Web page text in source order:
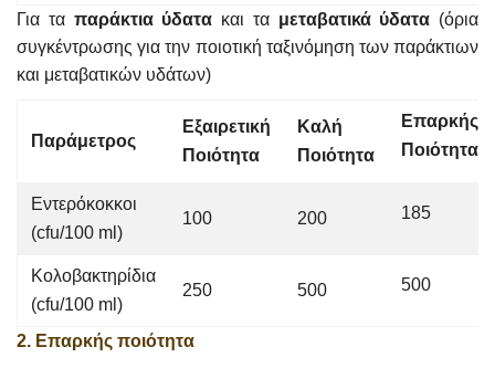
Για τα παράκτια ύδατα και τα μεταβατικά ύδατα (όρια
συγκέντρωσης για την ποιοτική ταξινόμηση των παράκτιων
και μεταβατικών υδάτων)
Παράμετρος
Εξαιρετική
Ποιότητα
Καλή
Ποιότητα
Επαρκής
Ποιότητα
Εντερόκοκκοι
(cfu/100 ml)
100 200 185
Κολοβακτηρίδια
(cfu/100 ml)
250 500 500
2. Επαρκής ποιότητα